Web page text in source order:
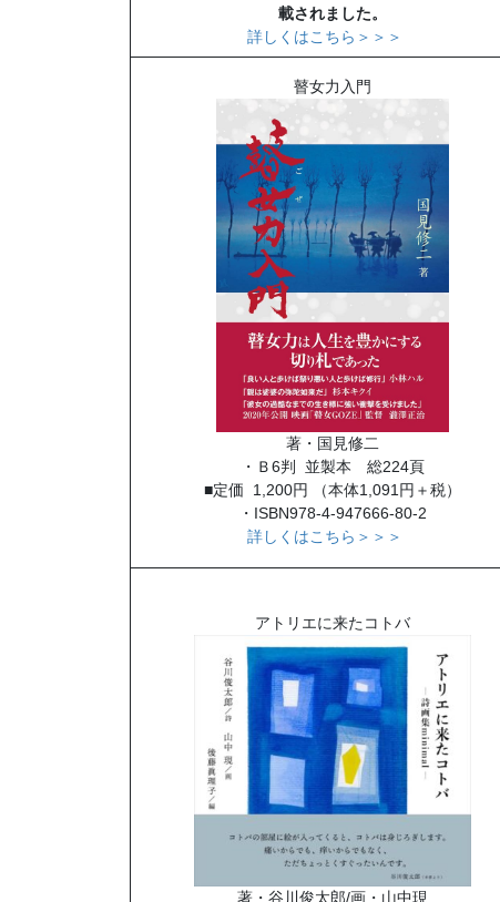
載されました。
詳しくはこちら＞＞＞
瞽女力入門
著・国見修二
・Ｂ6判 並製本 総224頁
■定価 1,200円 （本体1,091円＋税）
・ISBN978-4-947666-80-2
詳しくはこちら＞＞＞
アトリエに来たコトバ
著・谷川俊太郎/画・山中現